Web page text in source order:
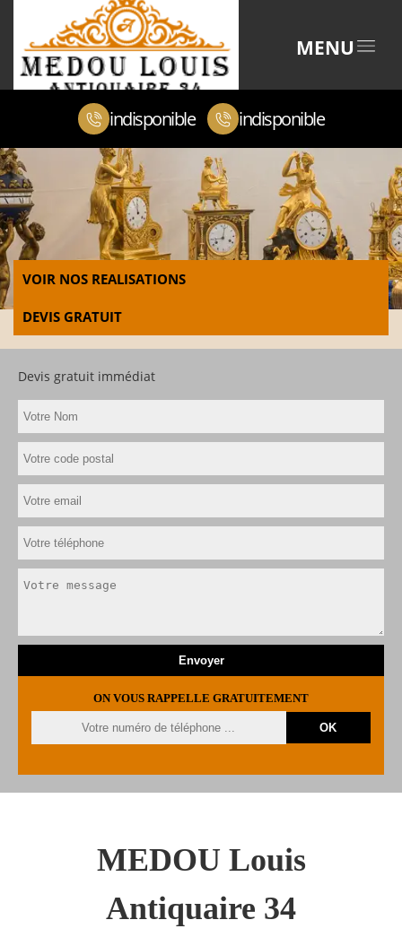
MENU
indisponible indisponible
VOIR NOS REALISATIONS
DEVIS GRATUIT
Devis gratuit immédiat
ON VOUS RAPPELLE GRATUITEMENT
MEDOU Louis
Antiquaire 34